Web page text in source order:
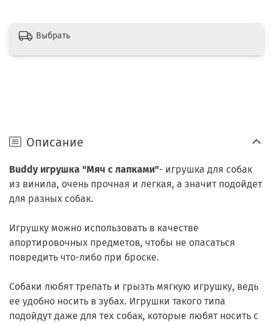
Выбрать
Описание
Buddy игрушка "Мяч с лапками"- игрушка для собак
из винила, очень прочная и легкая, а значит подойдет
для разных собак.
Игрушку можно использовать в качестве
апортировочных предметов, чтобы не опасаться
повредить что-либо при броске.
Собаки любят трепать и грызть мягкую игрушку, ведь
ее удобно носить в зубах. Игрушки такого типа
подойдут даже для тех собак, которые любят носить с